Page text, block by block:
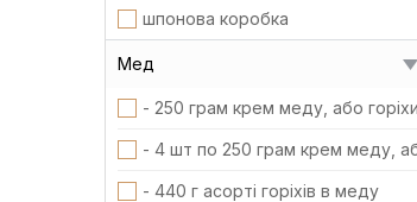
шпонова коробка
Мед
- 250 грам крем меду, або
- 4 шт по 250 грам крем меду,
- 440 г асорті горіхів в меду